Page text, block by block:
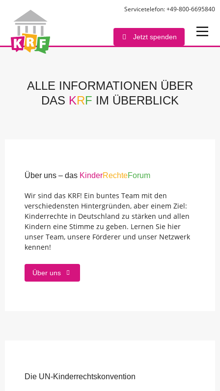
Servicetelefon: +49-800-6695840
Jetzt spenden
ALLE INFORMATIONEN ÜBER
DAS KRF IM ÜBERBLICK
Über uns – das KinderRechteForum
Wir sind das KRF! Ein buntes Team mit den
verschiedensten Hintergründen, aber einem Ziel:
Kinderrechte in Deutschland zu stärken und allen
Kindern eine Stimme zu geben. Lernen Sie hier
unser Team, unsere Förderer und unser Netzwerk
kennen!
Über uns
Die UN-Kinderrechts­konvention